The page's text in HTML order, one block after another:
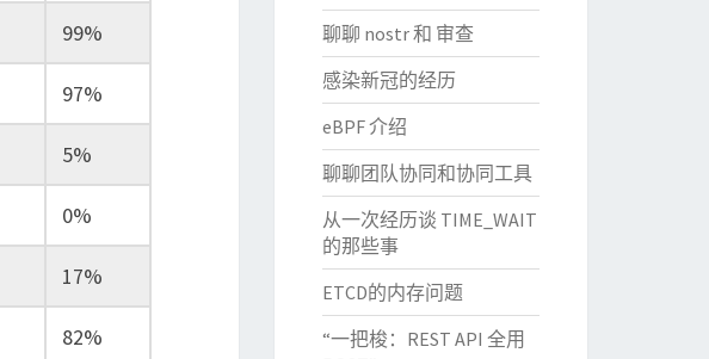
99%
97%
5%
0%
17%
82%
聊聊 nostr 和 审查
感染新冠的经历
eBPF 介绍
聊聊团队协同和协同工具
从一次经历谈 TIME_WAIT
的那些事
ETCD的内存问题
“一把梭：REST API 全用